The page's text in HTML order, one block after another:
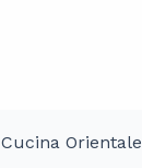
Cucina Orientale